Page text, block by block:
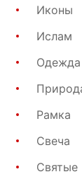
Иконы
Ислам
Одежда
Рамка
Свеча
Святые